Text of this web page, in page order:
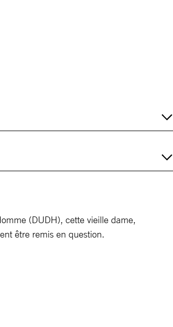
(DUDH), cette vieille dame,
être remis en question.